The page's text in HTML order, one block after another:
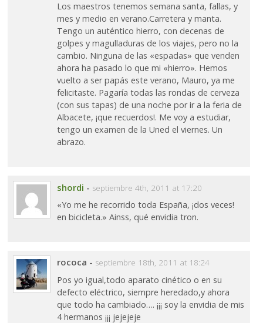
Los maestros tenemos semana santa, fallas, y
mes y medio en verano.Carretera y manta.
Tengo un auténtico hierro, con decenas de
golpes y magulladuras de los viajes, pero no la
cambio. Ninguna de las «espadas» que venden
ahora ha pasado lo que mi «hierro». Hemos
vuelto a ser papás este verano, Mauro, ya me
felicitaste. Pagaría todas las rondas de cerveza
(con sus tapas) de una noche por ir a la feria de
Albacete, ¡que recuerdos!. Me voy a estudiar,
tengo un examen de la Uned el viernes. Un
abrazo.
shordi - septiembre 4th, 2011 at 17:20
«Yo me he recorrido toda España, ¡dos veces!
en bicicleta.» Ainss, qué envidia tron.
rococa - septiembre 18th, 2011 at 18:24
Pos yo igual,todo aparato cinético o en su
defecto eléctrico, siempre heredado,y ahora
que todo ha cambiado…. ¡¡¡ soy la envidia de mis
4 hermanos ¡¡¡ jejejeje